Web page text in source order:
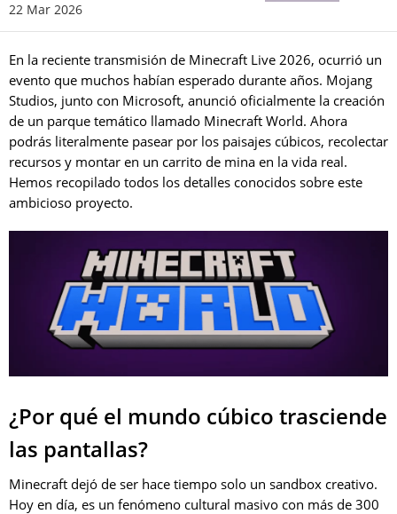
22 Mar 2026
En la reciente transmisión de Minecraft Live 2026, ocurrió un
evento que muchos habían esperado durante años. Mojang
Studios, junto con Microsoft, anunció oficialmente la creación
de un parque temático llamado Minecraft World. Ahora
podrás literalmente pasear por los paisajes cúbicos, recolectar
recursos y montar en un carrito de mina en la vida real.
Hemos recopilado todos los detalles conocidos sobre este
ambicioso proyecto.
¿Por qué el mundo cúbico trasciende
las pantallas?
Minecraft dejó de ser hace tiempo solo un sandbox creativo.
Hoy en día, es un fenómeno cultural masivo con más de 300